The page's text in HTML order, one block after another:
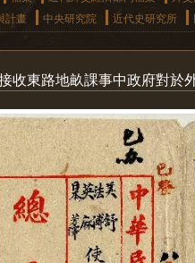
計畫 中央研究院 近代史研究所
收東路地畝課事中政府對於